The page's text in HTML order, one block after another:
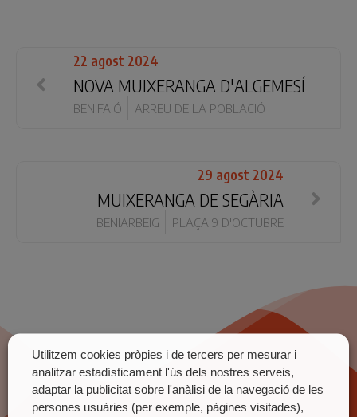
22 agost 2024
NOVA MUIXERANGA D'ALGEMESÍ
BENIFAIÓ ARREU DE LA POBLACIÓ
29 agost 2024
MUIXERANGA DE SEGÀRIA
BENIARBEIG PLAÇA 9 D'OCTUBRE
Utilitzem cookies pròpies i de tercers per mesurar i
analitzar estadísticament l'ús dels nostres serveis,
adaptar la publicitat sobre l'anàlisi de la navegació de les
persones usuàries (per exemple, pàgines visitades),